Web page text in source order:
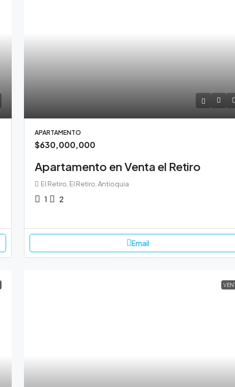
APARTAMENTO
$630,000,000
Apartamento en Venta el Retiro
El Retiro, El Retiro, Antioquia
1 2
Email